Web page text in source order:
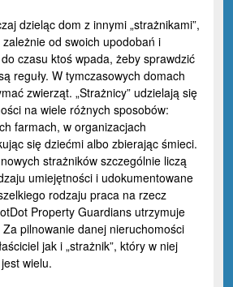
dzieląc dom z innymi „strażnikami”,
od swoich upodobań i
czasu ktoś wpada, żeby sprawdzić
reguły. W tymczasowych domach
zwierząt. „Strażnicy” udzielają się
na wiele różnych sposobów:
farmach, w organizacjach
się dziećmi albo zbierając śmieci.
strażników szczególnie liczą
umiejętności i udokumentowane
rodzaju praca na rzecz
Property Guardians utrzymuje
Za pilnowanie danej nieruchomości
jak i „strażnik”, który w niej
wielu.